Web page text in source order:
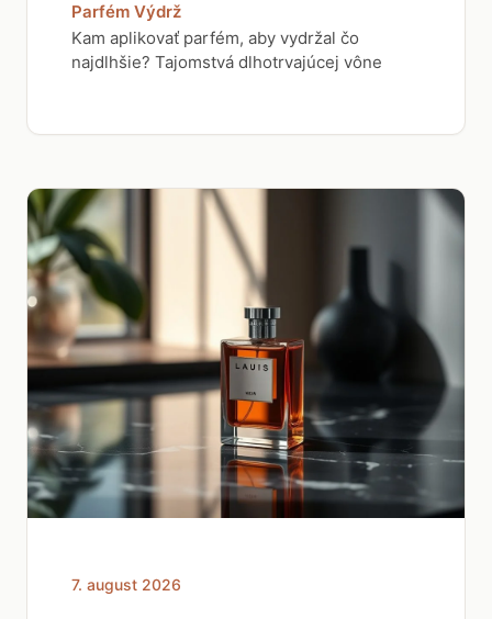
Parfém Výdrž
Kam aplikovať parfém, aby vydržal čo
najdlhšie? Tajomstvá dlhotrvajúcej vône
7. august 2026